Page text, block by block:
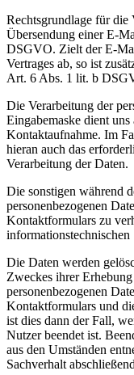
Rechtsgrundlage für die
Übersendung einer E-
DSGVO. Zielt der E-
Vertrages ab, so ist
Art. 6 Abs. 1 lit. b
Die Verarbeitung der
Eingabemaske dient
Kontaktaufnahme. Im
hieran auch das
Verarbeitung der Daten.
Die sonstigen während
personenbezogenen
Kontaktformulars zu
informationstechnischen
Die Daten werden
Zweckes ihrer
personenbezogenen
Kontaktformulars und
ist dies dann der Fall,
Nutzer beendet ist.
aus den Umständen
Sachverhalt